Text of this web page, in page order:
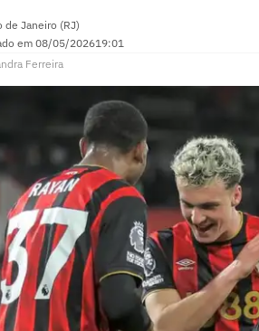
de Janeiro (RJ)
em08/05/202619:01
Ferreira